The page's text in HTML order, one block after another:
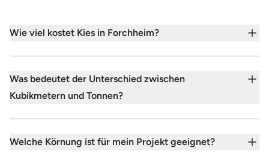
Wie viel kostet Kies in Forchheim?
Was bedeutet der Unterschied zwischen
Kubikmetern und Tonnen?
Welche Körnung ist für mein Projekt geeignet?